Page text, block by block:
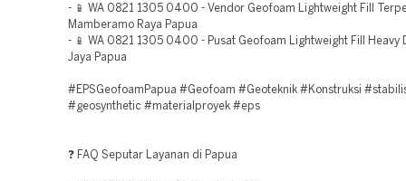
- 📱 WA 0821 1305 0400 - Vendor Geofoam Lightweight Fill
Mamberamo Raya Papua
- 📱 WA 0821 1305 0400 - Pusat Geofoam Lightweight Fill Heavy
Jaya Papua
#EPSGeofoamPapua #Geofoam #Geoteknik #Konstruksi
#geosynthetic #materialproyek #eps
❓ FAQ Seputar Layanan di Papua